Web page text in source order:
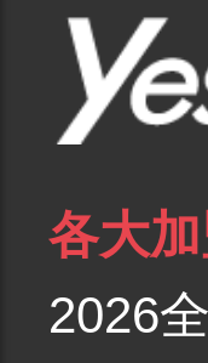
各大
2026